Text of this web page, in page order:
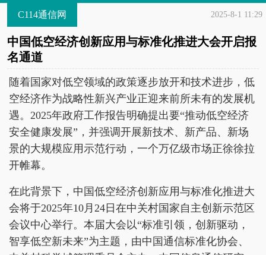
C114通信网 2025-8-1 11:29
中国低空经济创新应用与标准化推进大会开启报
名通道
随着国家对低空领域的政策逐步放开和技术进步，低
空经济作为战略性新兴产业正迎来前所未有的发展机
遇。2025年政府工作报告明确提出要“推动低空经济
安全健康发展”，并强调开展新技术、新产品、新场
景的大规模应用示范行动，一个万亿级市场正徐徐拉
开帷幕。
在此背景下，中国低空经济创新应用与标准化推进大
会将于2025年10月24日在中关村国家自主创新示范区
会议中心举行。本届大会以“标准引领，创新驱动，
智享低空新未来”为主题，由中国通信标准化协会、